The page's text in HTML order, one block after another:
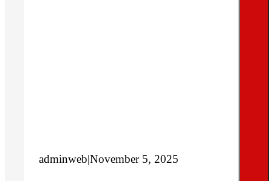
adminweb|November 5, 2025